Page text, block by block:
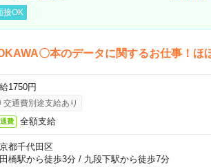
接OK
〇本のデータに関するお仕事！ほ
1750円
交通費別途支給あり
費 全額支給
都千代田区
橋駅から徒歩3分/ 九段下駅から徒歩7分